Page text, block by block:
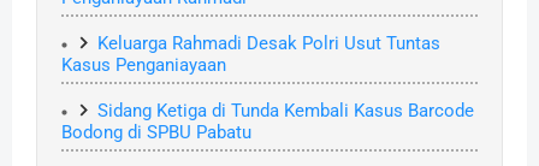
Keluarga Rahmadi Desak Polri Usut Tuntas
Kasus Penganiayaan
Sidang Ketiga di Tunda Kembali Kasus Barcode
Bodong di SPBU Pabatu